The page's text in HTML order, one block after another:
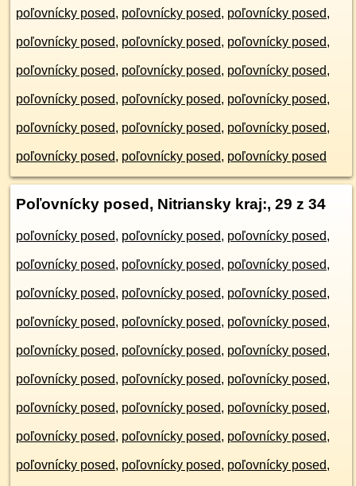
poľovnícky posed, poľovnícky posed, poľovnícky posed,
poľovnícky posed, poľovnícky posed, poľovnícky posed,
poľovnícky posed, poľovnícky posed, poľovnícky posed,
poľovnícky posed, poľovnícky posed, poľovnícky posed,
poľovnícky posed, poľovnícky posed, poľovnícky posed,
poľovnícky posed, poľovnícky posed, poľovnícky posed
Poľovnícky posed, Nitriansky kraj:, 29 z 34
poľovnícky posed, poľovnícky posed, poľovnícky posed,
poľovnícky posed, poľovnícky posed, poľovnícky posed,
poľovnícky posed, poľovnícky posed, poľovnícky posed,
poľovnícky posed, poľovnícky posed, poľovnícky posed,
poľovnícky posed, poľovnícky posed, poľovnícky posed,
poľovnícky posed, poľovnícky posed, poľovnícky posed,
poľovnícky posed, poľovnícky posed, poľovnícky posed,
poľovnícky posed, poľovnícky posed, poľovnícky posed,
poľovnícky posed, poľovnícky posed, poľovnícky posed,